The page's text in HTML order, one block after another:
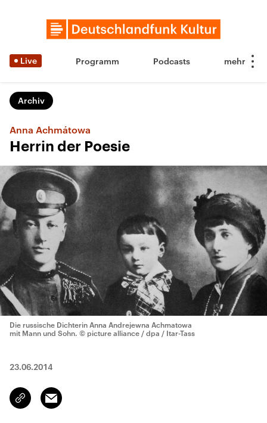
Live Programm Podcasts
Archiv
Anna Achmátowa
Herrin der Poesie
Die russische Dichterin Anna Andrejewna Achmatowa
mit Mann und Sohn. © picture alliance / dpa / Itar-Tass
23.06.2014
Link
kopieren/teilen
Email